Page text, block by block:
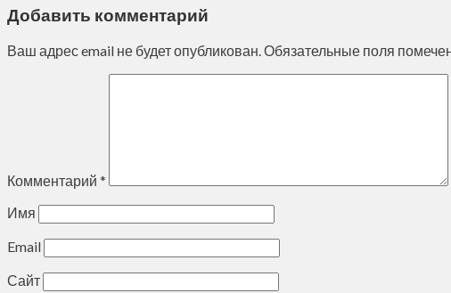
Добавить комментарий
Ваш адрес email не будет опубликован.Обязательные поля
Комментарий *
Имя
Email
Сайт